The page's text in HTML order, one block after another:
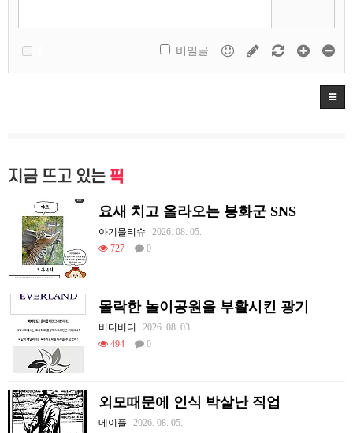
비밀글
지금 뜨고 있는 픽
요새 치고 올라오는 봉화군 SNS
아기물티슈
2026. 08. 05.
727
0
몰락한 놀이공원을 부활시킨 광기
버디버디
2026. 08. 03.
494
0
외모때문에 인식 박살난 직업
메이플
2026. 08. 05.